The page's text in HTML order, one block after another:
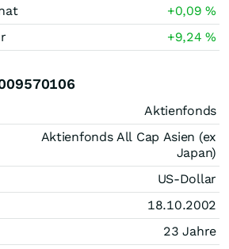
+0,09%
+9,24%
Aktienfonds
Aktienfonds All Cap Asien (ex
Japan)
US-Dollar
18.10.2002
23 Jahre